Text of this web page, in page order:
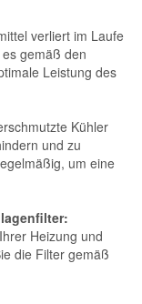
verliert im Laufe
gemäß den
Leistung des
Kühler
und zu
um eine
Heizung und
die Filter gemäß